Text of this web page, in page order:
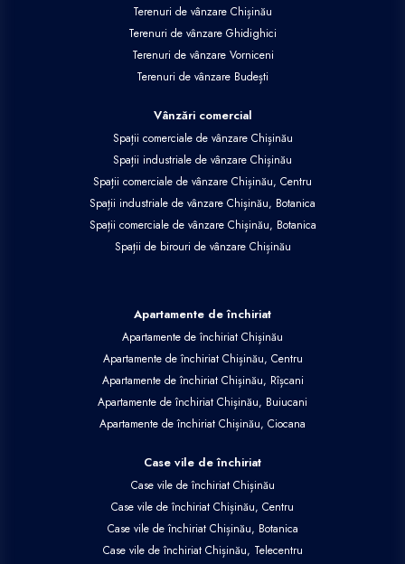
Terenuri de vânzare Chișinău
Terenuri de vânzare Ghidighici
Terenuri de vânzare Vorniceni
Terenuri de vânzare Budești
Vânzări comercial
Spații comerciale de vânzare Chișinău
Spații industriale de vânzare Chișinău
Spații comerciale de vânzare Chișinău, Centru
Spații industriale de vânzare Chișinău, Botanica
Spații comerciale de vânzare Chișinău, Botanica
Spații de birouri de vânzare Chișinău
Apartamente de închiriat
Apartamente de închiriat Chișinău
Apartamente de închiriat Chișinău, Centru
Apartamente de închiriat Chișinău, Rîșcani
Apartamente de închiriat Chișinău, Buiucani
Apartamente de închiriat Chișinău, Ciocana
Case vile de închiriat
Case vile de închiriat Chișinău
Case vile de închiriat Chișinău, Centru
Case vile de închiriat Chișinău, Botanica
Case vile de închiriat Chișinău, Telecentru